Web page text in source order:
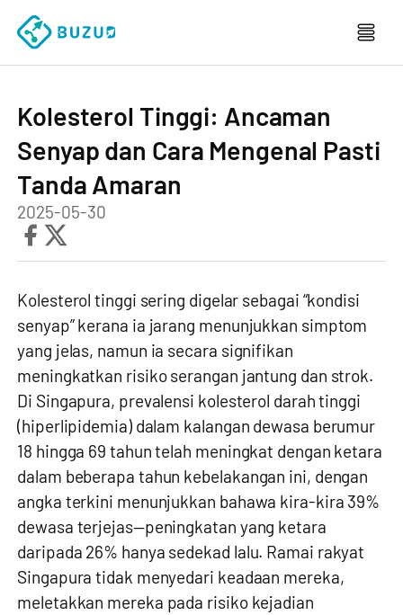
Kolesterol Tinggi: Ancaman
Senyap dan Cara Mengenal Pasti
Tanda Amaran
2025-05-30
Kolesterol tinggi sering digelar sebagai “kondisi
senyap” kerana ia jarang menunjukkan simptom
yang jelas, namun ia secara signifikan
meningkatkan risiko serangan jantung dan strok.
Di Singapura, prevalensi kolesterol darah tinggi
(hiperlipidemia) dalam kalangan dewasa berumur
18 hingga 69 tahun telah meningkat dengan ketara
dalam beberapa tahun kebelakangan ini, dengan
angka terkini menunjukkan bahawa kira-kira 39%
dewasa terjejas—peningkatan yang ketara
daripada 26% hanya sedekad lalu. Ramai rakyat
Singapura tidak menyedari keadaan mereka,
meletakkan mereka pada risiko kejadian